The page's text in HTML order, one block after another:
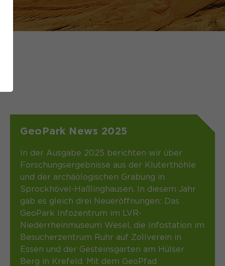
GeoPark News 2025
In der Ausgabe 2025 berichten wir über
Forschungsergebnisse aus der Kluterthöhle
und der archäologischen Grabung in
Sprockhövel-Haßlinghausen. In diesem Jahr
gab es gleich drei Neueröffnungen: Das
GeoPark Infozentrum im LVR-
Niederrheinmuseum Wesel, die Infostation im
Besucherzentrum Ruhr auf Zollverein in
Essen und der Gesteinsgarten am Hülser
Berg in Krefeld. Mit dem GeoPfad